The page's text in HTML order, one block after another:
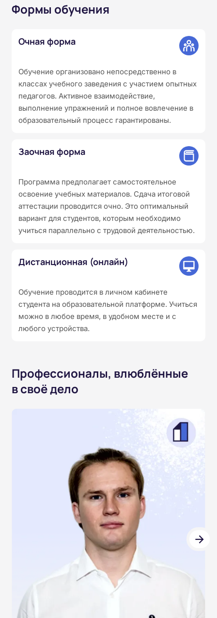
Формы обучения
Очная форма
Обучение организовано непосредственно в
классах учебного заведения с участием опытных
педагогов. Активное взаимодействие,
выполнение упражнений и полное вовлечение в
образовательный процесс гарантированы.
Заочная форма
Программа предполагает самостоятельное
освоение учебных материалов. Сдача итоговой
аттестации проводится очно. Это оптимальный
вариант для студентов, которым необходимо
учиться параллельно с трудовой деятельностью.
Дистанционная (онлайн)
Обучение проводится в личном кабинете
студента на образовательной платформе. Учиться
можно в любое время, в удобном месте и с
любого устройства.
Профессионалы, влюблённые
в своё дело